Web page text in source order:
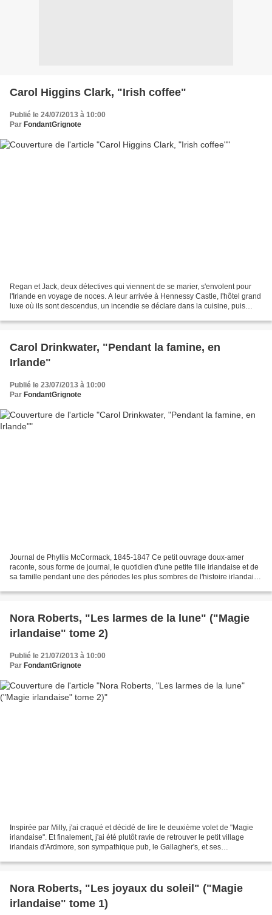
Carol Higgins Clark, "Irish coffee"
Publié le 24/07/2013 à 10:00
Par FondantGrignote
Regan et Jack, deux détectives qui viennent de se marier, s'envolent pour
l'Irlande en voyage de noces. A leur arrivée à Hennessy Castle, l'hôtel grand
luxe où ils sont descendus, un incendie se déclare dans la cuisine, puis
Carol Drinkwater, "Pendant la famine, en
Irlande"
Publié le 23/07/2013 à 10:00
Par FondantGrignote
Journal de Phyllis McCormack, 1845-1847 Ce petit ouvrage doux-amer
raconte, sous forme de journal, le quotidien d'une petite fille irlandaise et de
sa famille pendant une des périodes les plus sombres de l'histoire irlandaise
Nora Roberts, "Les larmes de la lune" ("Magie
irlandaise" tome 2)
Publié le 21/07/2013 à 10:00
Par FondantGrignote
Inspirée par Milly, j'ai craqué et décidé de lire le deuxième volet de "Magie
irlandaise". Et finalement, j'ai été plutôt ravie de retrouver le petit village
irlandais d'Ardmore, son sympathique pub, le Gallagher's, et ses
Nora Roberts, "Les joyaux du soleil" ("Magie
irlandaise" tome 1)